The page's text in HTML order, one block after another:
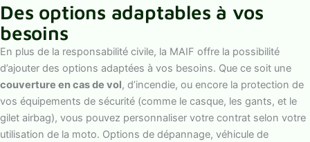
Des options adaptables à vos
besoins
En plus de la responsabilité civile, la MAIF offre la possibilité
d’ajouter des options adaptées à vos besoins. Que ce soit une
couverture en cas de vol, d’incendie, ou encore la protection de
vos équipements de sécurité (comme le casque, les gants, et le
gilet airbag), vous pouvez personnaliser votre contrat selon votre
utilisation de la moto. Options de dépannage, véhicule de